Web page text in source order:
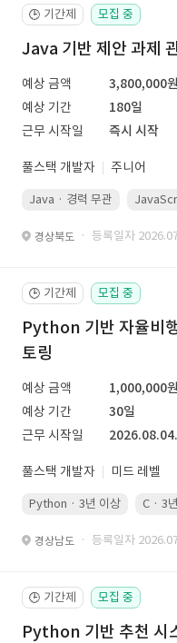
🕒 기간제 모집 중
Java 기반 제안 과제
예상 금액
3,800,000원
예상 기간
180일
근무 시작일
즉시 시작
풀스택 개발자 주니어
Java · 경력 무관
경상북도 · 등록일자
🕒 기간제 모집 중
Python 기반 자율비
토링
예상 금액
1,000,000원
예상 기간
30일
근무 시작일
2026.08.04.
풀스택 개발자 미드 레벨
Python · 3년 이상 C · 3
경상남도 · 등록일자
🕒 기간제 모집 중
Python 기반 추천 시